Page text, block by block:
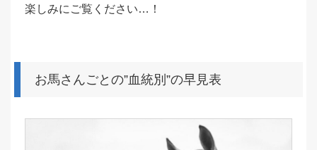
楽しみにご覧ください…！
お馬さんごとの”血統別”の早見表